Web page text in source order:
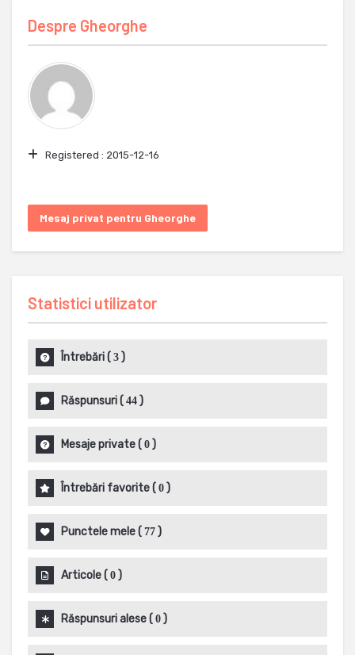
Despre Gheorghe
Registered : 2015-12-16
Mesaj privat pentru Gheorghe
Statistici utilizator
Întrebări( 3 )
Răspunsuri( 44 )
Mesaje private( 0 )
Întrebări favorite( 0 )
Punctele mele( 77 )
Articole( 0 )
Răspunsuri alese( 0 )